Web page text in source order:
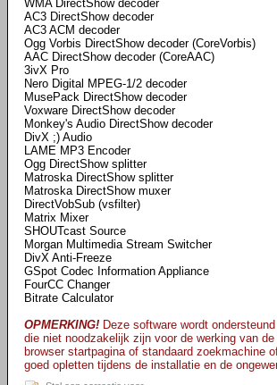
WMA DirectShow decoder
AC3 DirectShow decoder
AC3 ACM decoder
Ogg Vorbis DirectShow decoder (CoreVorbis)
AAC DirectShow decoder (CoreAAC)
3ivX Pro
Nero Digital MPEG-1/2 decoder
MusePack DirectShow decoder
Voxware DirectShow decoder
Monkey's Audio DirectShow decoder
DivX ;) Audio
LAME MP3 Encoder
Ogg DirectShow splitter
Matroska DirectShow splitter
Matroska DirectShow muxer
DirectVobSub (vsfilter)
Matrix Mixer
SHOUTcast Source
Morgan Multimedia Stream Switcher
DivX Anti-Freeze
GSpot Codec Information Appliance
FourCC Changer
Bitrate Calculator
OPMERKING! Deze software wordt
die niet noodzakelijk zijn voor de werking van
browser startpagina of standaard zoekmachine
goed opletten tijdens de installatie en de